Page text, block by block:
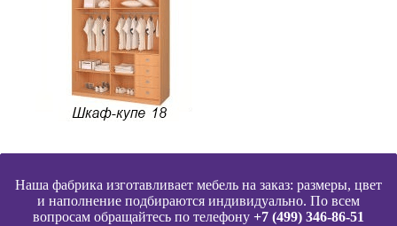
Наша фабрика изготавливает мебель на заказ: размеры, цвет
и наполнение подбираются индивидуально. По всем
вопросам обращайтесь по телефону +7 (499) 346-86-51